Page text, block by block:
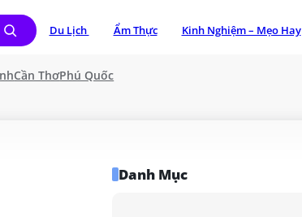
Du Lịch Ẩm Thực Kinh Nghiệm – Mẹo Hay
Cần ThơPhú Quốc
Danh Mục